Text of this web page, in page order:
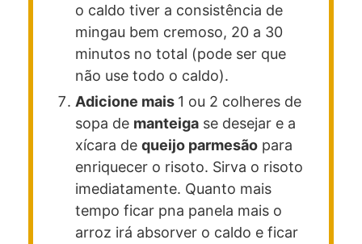
o caldo tiver a consistência de
mingau bem cremoso, 20 a 30
minutos no total (pode ser que
não use todo o caldo).
Adicione mais 1 ou 2 colheres de
sopa de manteiga se desejar e a
xícara de queijo parmesão para
enriquecer o risoto. Sirva o risoto
imediatamente. Quanto mais
tempo ficar pna panela mais o
arroz irá absorver o caldo e ficar